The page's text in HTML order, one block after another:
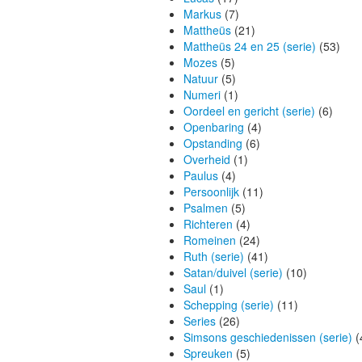
Markus (7)
Mattheüs (21)
Mattheüs 24 en 25 (serie) (53)
Mozes (5)
Natuur (5)
Numeri (1)
Oordeel en gericht (serie) (6)
Openbaring (4)
Opstanding (6)
Overheid (1)
Paulus (4)
Persoonlijk (11)
Psalmen (5)
Richteren (4)
Romeinen (24)
Ruth (serie) (41)
Satan/duivel (serie) (10)
Saul (1)
Schepping (serie) (11)
Series (26)
Simsons geschiedenissen (serie)
Spreuken (5)